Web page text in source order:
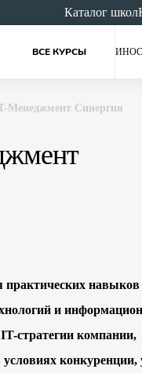
Каталог школ
ВСЕ КУРСЫ
Менеджмент Синергия
практических навыков
и
стратегии компании,
конкуренции,